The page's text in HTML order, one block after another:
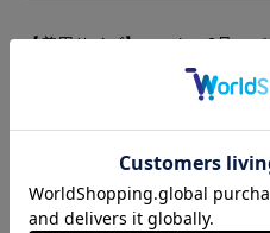
【着用サイズ】ニット：9号 パ
ト：チャコールグレー パンツ
シンプルシックな大人リラック
用できる秋カラーのシックなフ
躍できて、秋口はインナーとし
と、合わせやすいデザインで、
トゴム仕様で、ドロスト調整が